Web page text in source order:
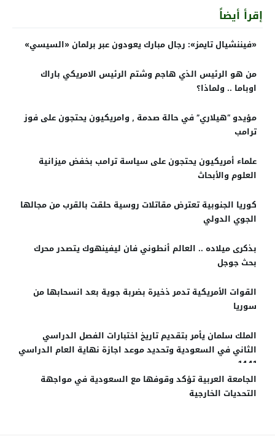
إقرأ أيضاً
«فيننشيال تايمز»: رجال مبارك يعودون عبر برلمان «السيسي»
من هو الرئيس الذي هاجم وشتم الرئيس الامريكي باراك
اوباما .. ولماذا؟
مؤيدو “هيلاري” في حالة صدمة , وامريكيون يحتجون على فوز
ترامب
علماء أمريكيون يحتجون على سياسة ترامب بخفض ميزانية
العلوم والأبحاث
كوريا الجنوبية تعترض مقاتلات روسية حلقت بالقرب من مجالها
الجوي الدولي
بذكرى ميلاده .. العالم أنطوني فان ليفينهوك يتصدر محرك
بحث جوجل
القوات الأمريكية تدمر ذخيرة بضربة جوية بعد انسحابها من
سوريا
الملك سلمان يأمر بتقديم تاريخ اختبارات الفصل الدراسي
الثاني في السعودية وتحديد موعد اجازة نهاية العام الدراسي
1441
الجامعة العربية تؤكد وقوفها مع السعودية في مواجهة
التحديات الخارجية